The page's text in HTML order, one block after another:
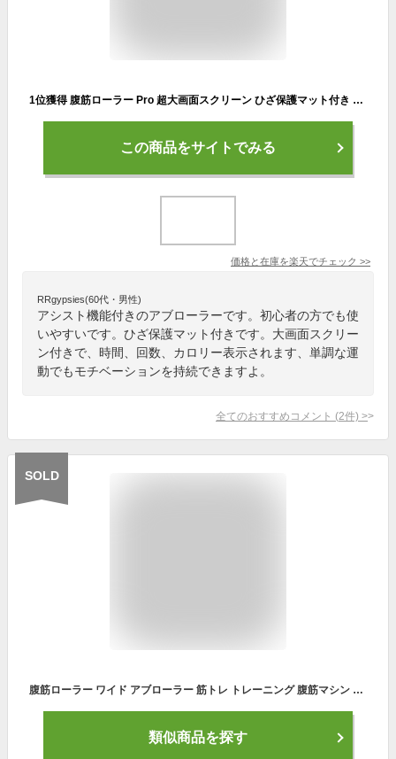
1位獲得 腹筋ローラー Pro 超大画面スクリーン ひざ保護マット付き アブローラー MERACH アシスト機能 自動リバウンド 静音 type-C充電 体幹 鍛える 胸筋 筋肉 筋力 トレーニング フィットネス 腹筋マシン 男性女性 初心者 腹周り
この商品をサイトでみる
価格と在庫を楽天でチェック >>
RRgypsies(60代・男性)
アシスト機能付きのアブローラーです。初心者の方でも使
いやすいです。ひざ保護マット付きです。大画面スクリー
ン付きで、時間、回数、カロリー表示されます、単調な運
動でもモチベーションを持続できますよ。
全てのおすすめコメント (2件) >
SOLD
腹筋ローラー ワイド アブローラー 筋トレ トレーニング 腹筋マシン エクササイズローラー ダイエット アブホイール 静音 耐摩耗仕様 コンパクト エクササイズ
類似商品を探す